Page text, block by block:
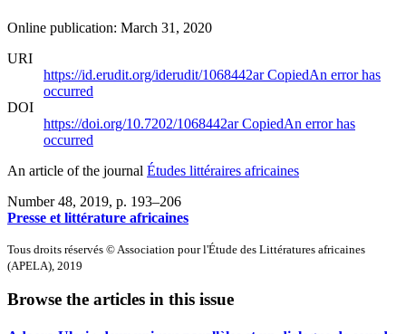
Online publication: March 31, 2020
URI
https://id.erudit.org/iderudit/1068442arCopiedAn error has
occurred
DOI
https://doi.org/10.7202/1068442arCopiedAn error has
occurred
An article of the journal Études littéraires africaines
Number 48, 2019, p. 193–206
Presse et littérature africaines
Tous droits réservés © Association pour l'Étude des Littératures africaines
(APELA), 2019
Browse the articles in this issue